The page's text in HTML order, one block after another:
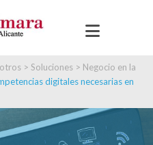
> Soluciones > Negocio en la
digitales necesarias en